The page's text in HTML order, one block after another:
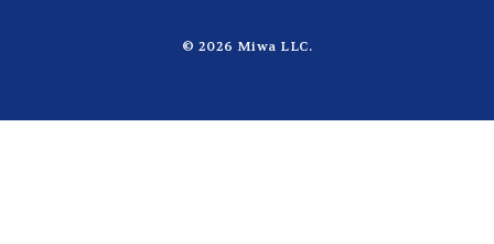
© 2026 Miwa LLC.